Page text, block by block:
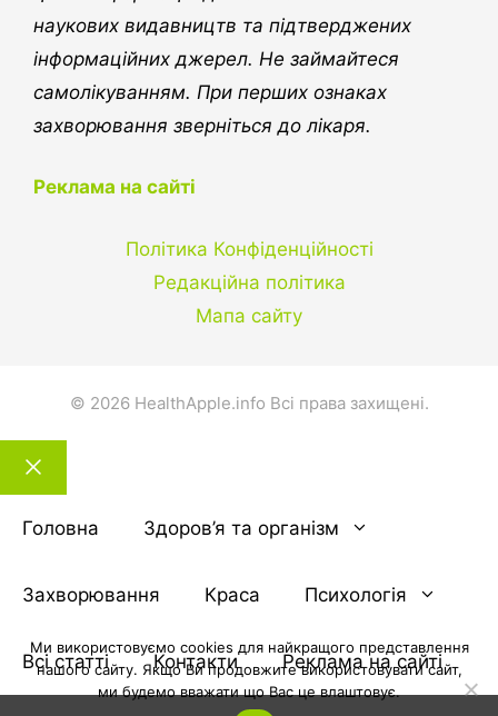
наукових видавництв та підтверджених
інформаційних джерел. Не займайтеся
самолікуванням. При перших ознаках
захворювання зверніться до лікаря.
Реклама на сайті
Політика Конфіденційності
Редакційна політика
Мапа сайту
© 2026 HealthApple.info Всі права захищені.
Закрити
тему
Головна Здоров’я та організм
Захворювання Краса Психологія
Всі статті Контакти Реклама на сайті
Ми використовуємо cookies для найкращого представлення
нашого сайту. Якщо Ви продовжите використовувати сайт,
ми будемо вважати що Вас це влаштовує.